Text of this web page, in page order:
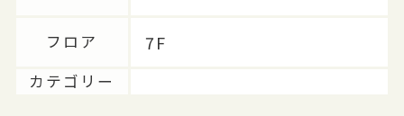
フロア 7F
カテゴリー